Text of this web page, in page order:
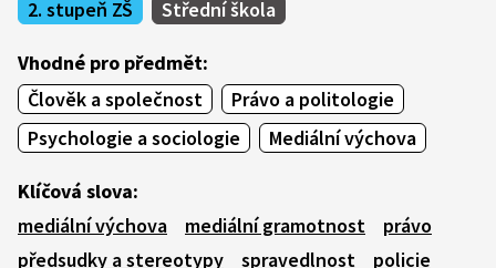
2. stupeň ZŠ
Střední škola
Vhodné pro předmět:
Člověk a společnost
Právo a politologie
Psychologie a sociologie
Mediální výchova
Klíčová slova:
mediální výchova
mediální gramotnost
právo
předsudky a stereotypy
spravedlnost
policie